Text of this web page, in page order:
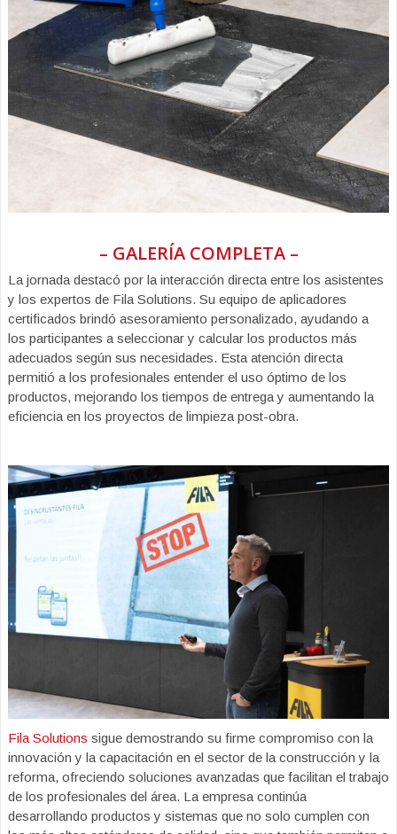
– GALERÍA COMPLETA –
La jornada destacó por la interacción directa entre los asistentes
y los expertos de Fila Solutions. Su equipo de aplicadores
certificados brindó asesoramiento personalizado, ayudando a
los participantes a seleccionar y calcular los productos más
adecuados según sus necesidades. Esta atención directa
permitió a los profesionales entender el uso óptimo de los
productos, mejorando los tiempos de entrega y aumentando la
eficiencia en los proyectos de limpieza post-obra.
Fila Solutions sigue demostrando su firme compromiso con la
innovación y la capacitación en el sector de la construcción y la
reforma, ofreciendo soluciones avanzadas que facilitan el trabajo
de los profesionales del área. La empresa continúa
desarrollando productos y sistemas que no solo cumplen con